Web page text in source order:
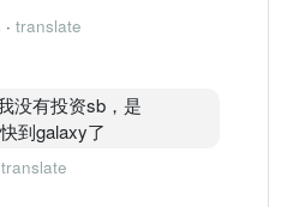
账都不重要了， 名声臭
象， debt 高， 应收款
行也难借钱吧， 会借的
然后别忘了去年拿到的
限定时间做好好像还要赔
觉一切都是套路， 我中
了。
· translate
没有投资sb，是
到galaxy了
translate